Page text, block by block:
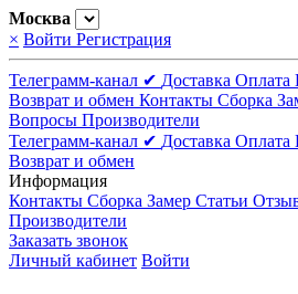
Москва
× Войти Регистрация
Телеграмм-канал ✔ Доставка Оплата
Возврат и обмен Контакты Сборка
Вопросы Производители
Телеграмм-канал ✔ Доставка Оплата
Возврат и обмен
Информация
Контакты Сборка Замер Статьи
Производители
Заказать звонок
Личный кабинет Войти